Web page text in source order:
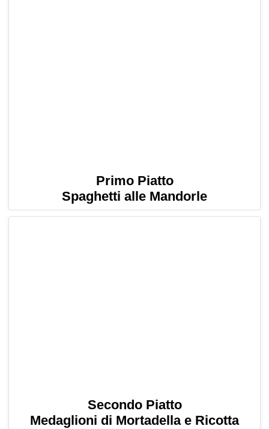
Primo Piatto
Spaghetti alle Mandorle
Secondo Piatto
Medaglioni di Mortadella e Ricotta